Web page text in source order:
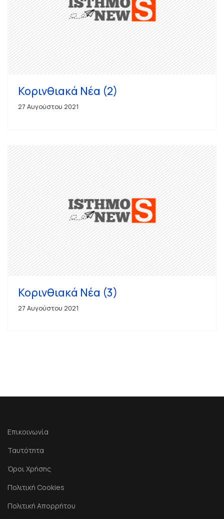
Κορινθιακά Νέα (2)
27 Αυγούστου 2021
Κορινθιακά Νέα (3)
27 Αυγούστου 2021
Επικοινωνία
Ταυτότητα
Όροι Χρήσης
Πολιτική Cookies
Πολιτική Απορρήτου